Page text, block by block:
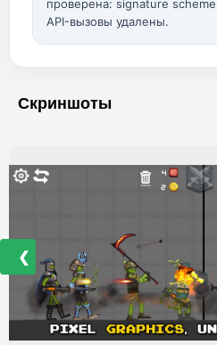
проверена: signature
API-вызовы удалены.
Скриншоты
❮